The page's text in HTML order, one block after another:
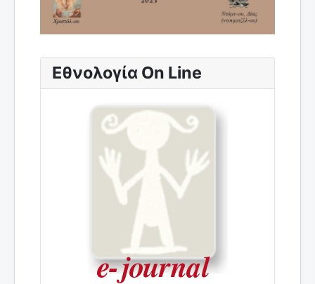
Εθνολογία On Line